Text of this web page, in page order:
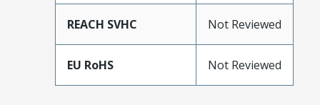
REACH SVHC Not Reviewed
EU RoHS Not Reviewed